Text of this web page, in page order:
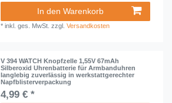
In den Warenkorb
*inkl. ges. MwSt. zzgl.Versandkosten
V 394 WATCH Knopfzelle 1,55V 67mAh
Silberoxid Uhrenbatterie für Armbanduhren
langlebig zuverlässig in werkstattgerechter
Napfblisterverpackung
4,99 € *